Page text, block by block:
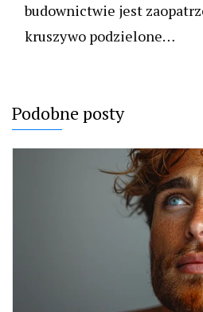
budownictwie jest
kruszywo podzielone…
Podobne posty